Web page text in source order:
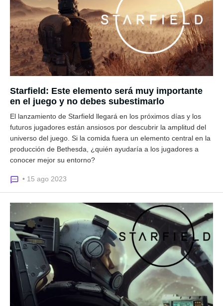
Starfield: Este elemento será muy importante
en el juego y no debes subestimarlo
El lanzamiento de Starfield llegará en los próximos días y los
futuros jugadores están ansiosos por descubrir la amplitud del
universo del juego. Si la comida fuera un elemento central en la
producción de Bethesda, ¿quién ayudaría a los jugadores a
conocer mejor su entorno?
• 15 ago 2023